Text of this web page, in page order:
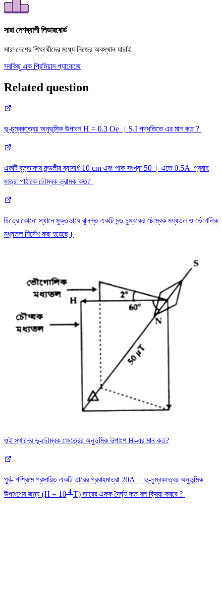
সারা দেশব্যাপী লিডারবোর্ড
সারা দেশের শিক্ষার্থীদের মধ্যে নিজের অবস্থান যাচাই
সবকিছু এক প্রিমিয়াম প্যাকেজে
Related question
ভূ-চুম্বকত্বের অনুভুমিক উপাংশ H = 0.3 Oe । S.I পদ্ধতিতে এর মান কত ?
একটি বৃত্তাকার কুন্ডলীর ব্যাসার্ধ 10 cm এবং পাক সংখ্যা 50 । এতে 0.5A প্রবাহ
মাত্রা পাঠাকে চৌম্বক ভ্রামক কত?
চিত্রে কোনো স্থানে মুক্তভাবে ঝুলন্ত একটি দন্ড চুম্বকের চৌম্বক মধ্যতল ও ভৌগলিক
মধ্যতল নির্দেশ করা হয়েছে।
ওই স্থানের ভূ-চৌম্বক ক্ষেত্রের অনুভূমিক উপাংশ H-এর মান কত?
পূর্ব- পশ্বিমে প্রসারিত একটি তারের প্রবাহমাত্রা 20A । ভূ-চুম্বকত্বের অনুভুমিক
উপাংশের জন্য (H = 10-4 T) তারের একক দৈর্ঘ্য কত বল ক্রিয়া করবে ?